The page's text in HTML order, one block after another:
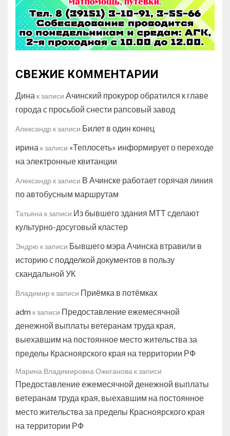
СВЕЖИЕ КОММЕНТАРИИ
Дина к записи Ачинский прокурор обратился к главе
города с просьбой снести рапсовый завод
Александр к записи Билет в один конец
ирина к записи «Теплосеть» информирует о переходе
на электронные квитанции
Александр к записи В Ачинске работает горячая линия
по автобусным маршрутам
Татьяна к записи Из бывшего здания МТТ сделают
культурно-досуговый кластер
Эндрю к записи Бывшего мэра Ачинска втравили в
историю с подделкой документов в пользу
скандальной УК
Владимир к записи Приёмка в потёмках
adm к записи Предоставление ежемесячной
денежной выплаты ветеранам труда края,
выехавшим на постоянное место жительства за
пределы Красноярского края на территории РФ
Марина Владимировна Ожиганова к записи
Предоставление ежемесячной денежной выплаты
ветеранам труда края, выехавшим на постоянное
место жительства за пределы Красноярского края
на территории РФ